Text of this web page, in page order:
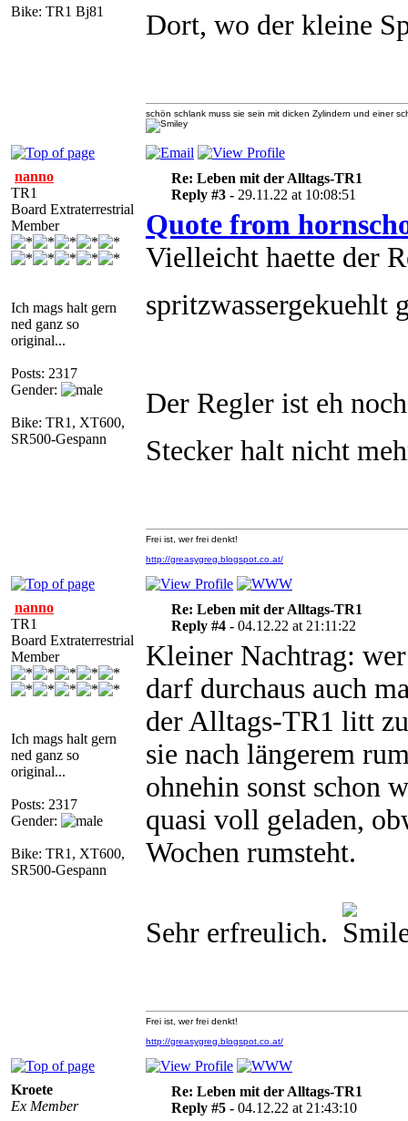
Bike: TR1 Bj81 Dort, wo der kleine
schön schlank muss sie sein mit dicken Zylindern und einer
nanno
TR1
Board Extraterrestrial
Member
Ich mags halt gern
ned ganz so
original...
Posts: 2317
Gender:
Bike: TR1, XT600,
SR500-Gespann
Re: Leben mit der Alltags-TR1
Reply #3 - 29.11.22 at 10:08:51
Quote from
Vielleicht haette der
spritzwassergekuehlt
Der Regler ist eh
Stecker halt nicht
Frei ist, wer frei denkt!
http://greasygreg.blogspot.co.at/
nanno
TR1
Board Extraterrestrial
Member
Ich mags halt gern
ned ganz so
original...
Posts: 2317
Gender:
Bike: TR1, XT600,
SR500-Gespann
Re: Leben mit der Alltags-TR1
Reply #4 - 04.12.22 at 21:11:22
Kleiner Nachtrag:
darf durchaus auch
der Alltags-TR1 litt
sie nach längerem
ohnehin sonst schon
quasi voll geladen,
Wochen rumsteht.
Sehr erfreulich.
Frei ist, wer frei denkt!
http://greasygreg.blogspot.co.at/
Kroete
Ex Member
Re: Leben mit der Alltags-TR1
Reply #5 - 04.12.22 at 21:43:10